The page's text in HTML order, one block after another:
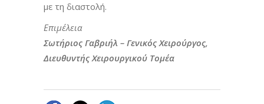
με τη διαστολή.
Επιμέλεια
Σωτήριος Γαβριήλ – Γενικός Χειρούργος,
Διευθυντής Χειρουργικού Τομέα